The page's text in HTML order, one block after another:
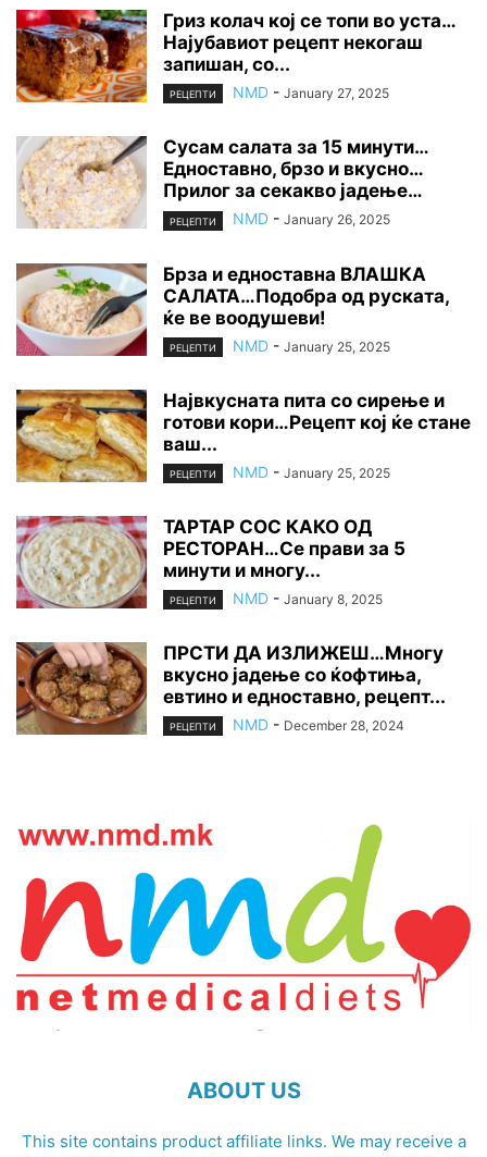
Гриз колач кој се топи во уста…
Најубавиот рецепт некогаш
запишан, со...
РЕЦЕПТИ NMD - January 27, 2025
Сусам салата за 15 минути…
Едноставно, брзо и вкусно…
Прилог за секакво јадење…
РЕЦЕПТИ NMD - January 26, 2025
Брза и едноставна ВЛАШКА
САЛАТА…Подобра од руската,
ќе ве воодушеви!
РЕЦЕПТИ NMD - January 25, 2025
Највкусната пита со сирење и
готови кори…Рецепт кој ќе стане
ваш...
РЕЦЕПТИ NMD - January 25, 2025
ТАРТАР СОС КАКО ОД
РЕСТОРАН…Се прави за 5
минути и многу...
РЕЦЕПТИ NMD - January 8, 2025
ПРСТИ ДА ИЗЛИЖЕШ…Многу
вкусно јадење со ќофтиња,
евтино и едноставно, рецепт...
РЕЦЕПТИ NMD - December 28, 2024
ABOUT US
This site contains product affiliate links. We may receive a